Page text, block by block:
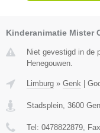
Kinderanimatie Mister
Niet gevestigd in de
Henegouwen.
Limburg » Genk
Stadsplein, 3600
Tel: 0478822879,